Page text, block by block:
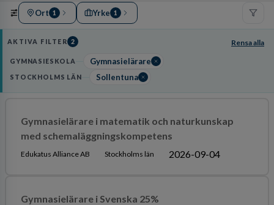
Ort 1 Yrke 1
AKTIVA FILTER 2 Rensa alla
GYMNASIESKOLA Gymnasielärare
STOCKHOLMS LÄN Sollentuna
Gymnasielärare i matematik och naturkunskap
med schemaläggningskompetens
Edukatus Alliance AB Stockholms län 2026-09-04
Gymnasielärare i Svenska 25%